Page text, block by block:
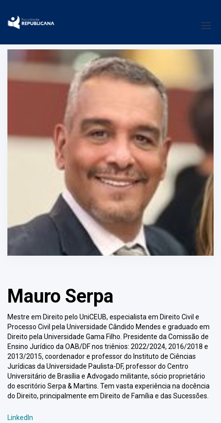
Mauro Serpa
Mestre em Direito pelo UniCEUB, especialista em Direito Civil e
Processo Civil pela Universidade Cândido Mendes e graduado em
Direito pela Universidade Gama Filho. Presidente da Comissão de
Ensino Jurídico da OAB/DF nos triênios: 2022/2024, 2016/2018 e
2013/2015, coordenador e professor do Instituto de Ciências
Jurídicas da Universidade Paulista-DF, professor do Centro
Universitário de Brasília e Advogado militante, sócio proprietário
do escritório Serpa & Martins. Tem vasta experiência na docência
do Direito, principalmente em Direito de Família e das Sucessões.
LinkedIn